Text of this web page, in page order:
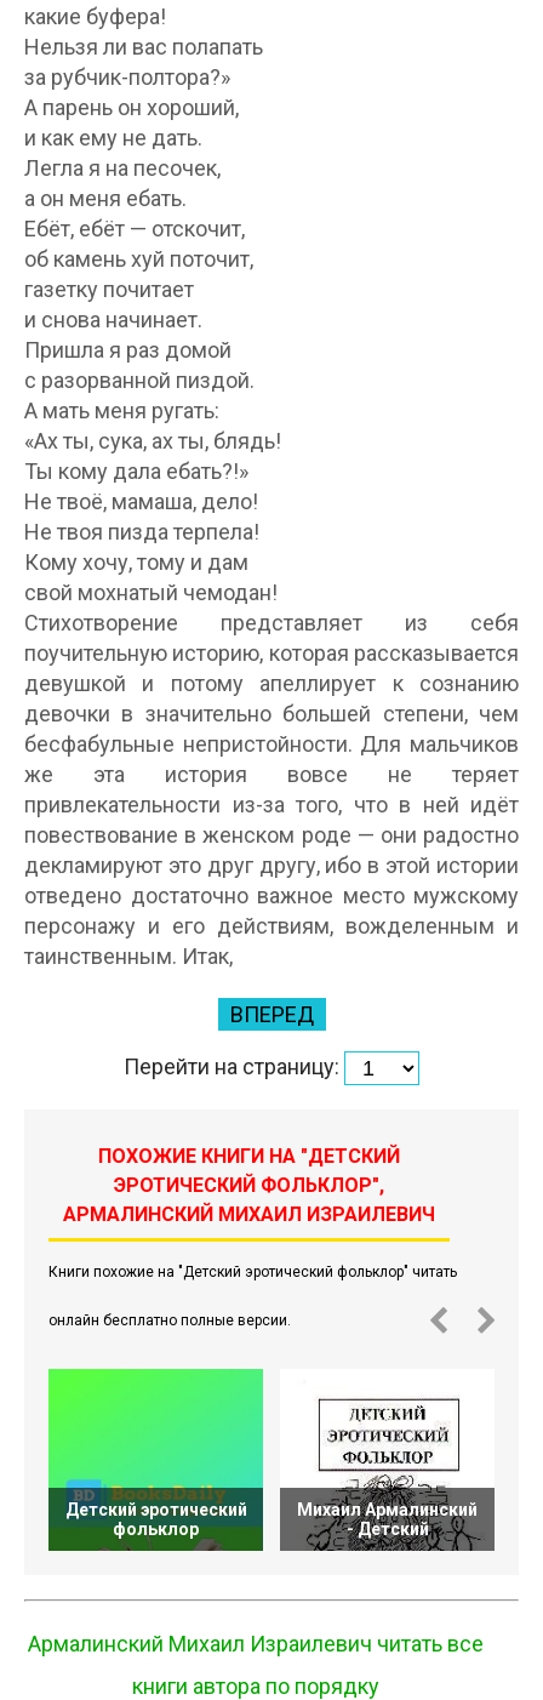
какие буфера!
Нельзя ли вас полапать
за рубчик-полтора?»
А парень он хороший,
и как ему не дать.
Легла я на песочек,
а он меня ебать.
Ебёт, ебёт — отскочит,
об камень хуй поточит,
газетку почитает
и снова начинает.
Пришла я раз домой
с разорванной пиздой.
А мать меня ругать:
«Ах ты, сука, ах ты, блядь!
Ты кому дала ебать?!»
Не твоё, мамаша, дело!
Не твоя пизда терпела!
Кому хочу, тому и дам
свой мохнатый чемодан!
Стихотворение представляет из себя
поучительную историю, которая рассказывается
девушкой и потому апеллирует к сознанию
девочки в значительно большей степени, чем
бесфабульные непристойности. Для мальчиков
же эта история вовсе не теряет
привлекательности из-за того, что в ней идёт
повествование в женском роде — они радостно
декламируют это друг другу, ибо в этой истории
отведено достаточно важное место мужскому
персонажу и его действиям, вожделенным и
таинственным. Итак,
ВПЕРЕД
Перейти на страницу:
ПОХОЖИЕ КНИГИ НА "ДЕТСКИЙ
ЭРОТИЧЕСКИЙ ФОЛЬКЛОР",
АРМАЛИНСКИЙ МИХАИЛ ИЗРАИЛЕВИЧ
Книги похожие на "Детский эротический фольклор" читать
онлайн бесплатно полные версии.
Детский эротический
фольклор
Михаил Армалинский
- Детский
Армалинский Михаил Израилевич читать все
книги автора по порядку